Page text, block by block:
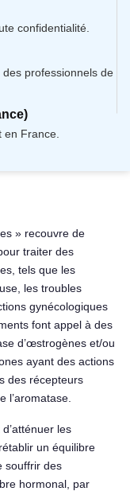
confidentialité.
professionnels de
France.
» recouvre de
traiter des
tels que les
les troubles
gynécologiques
font appel à des
d’œstrogènes et/ou
ayant des actions
des récepteurs
l’aromatase.
les
un équilibre
souffrir des
hormonal, par